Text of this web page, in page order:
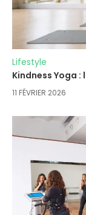
Lifestyle
Kindness Yoga :
11 FÉVRIER 2026